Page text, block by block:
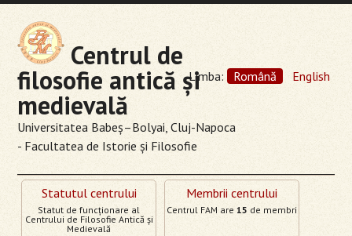
Centrul de
filosofie antică şi
medievală
Universitatea Babeş–Bolyai, Cluj-Napoca
- Facultatea de Istorie şi Filosofie
Statutul centrului
Statut de funcţionare al
Centrului de Filosofie Antică şi
Medievală
Membrii centrului
Centrul FAM are15 de membri
Limba: Română English